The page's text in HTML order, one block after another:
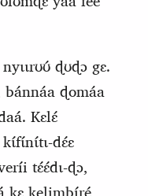
ɖʊɖɔ gɛ.
bánnáa ɖomáa
Kɛlɛ́
dɛ́ɛ
tɛ́ɛ́dɩ-ɖɔ,